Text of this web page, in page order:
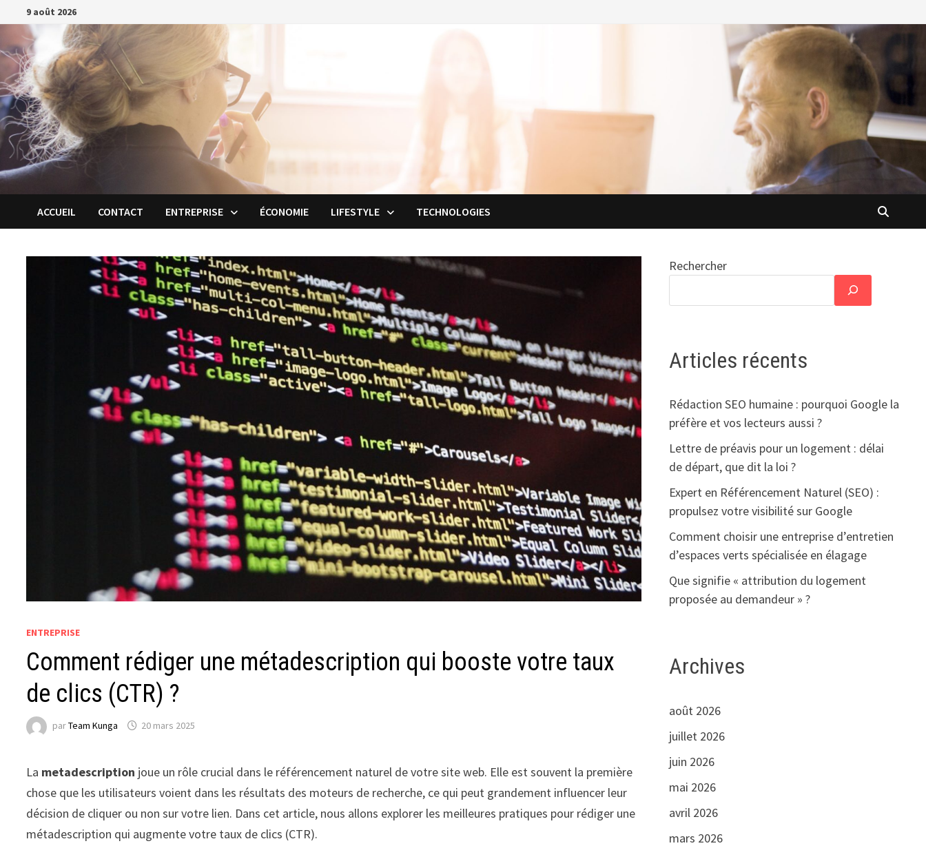
Passer
au
contenu
9 août 2026
ACCUEIL CONTACT ENTREPRISE ÉCONOMIE LIFESTYLE TECHNOLOGIES
ENTREPRISE
Comment rédiger une métadescription qui booste votre taux
de clics (CTR) ?
parTeam Kunga 20 mars 2025
La metadescription joue un rôle crucial dans le référencement naturel de votre site web. Elle est souvent la première
chose que les utilisateurs voient dans les résultats des moteurs de recherche, ce qui peut grandement influencer leur
décision de cliquer ou non sur votre lien. Dans cet article, nous allons explorer les meilleures pratiques pour rédiger une
métadescription qui augmente votre taux de clics (CTR).
Rechercher
Articles récents
Rédaction SEO humaine : pourquoi Google la
préfère et vos lecteurs aussi ?
Lettre de préavis pour un logement : délai
de départ, que dit la loi ?
Expert en Référencement Naturel (SEO) :
propulsez votre visibilité sur Google
Comment choisir une entreprise d’entretien
d’espaces verts spécialisée en élagage
Que signifie « attribution du logement
proposée au demandeur » ?
Archives
août 2026
juillet 2026
juin 2026
mai 2026
avril 2026
mars 2026